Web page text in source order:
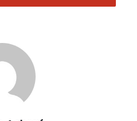
bersama dengan agensi